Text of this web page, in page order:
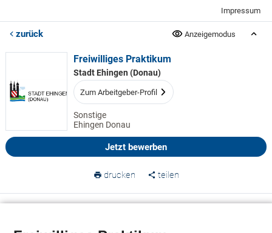
Impressum
zurück Anzeigemodus
Freiwilliges Praktikum
Stadt Ehingen (Donau)
Zum Arbeitgeber-Profil
Sonstige
Ehingen Donau
Jetzt bewerben
drucken teilen